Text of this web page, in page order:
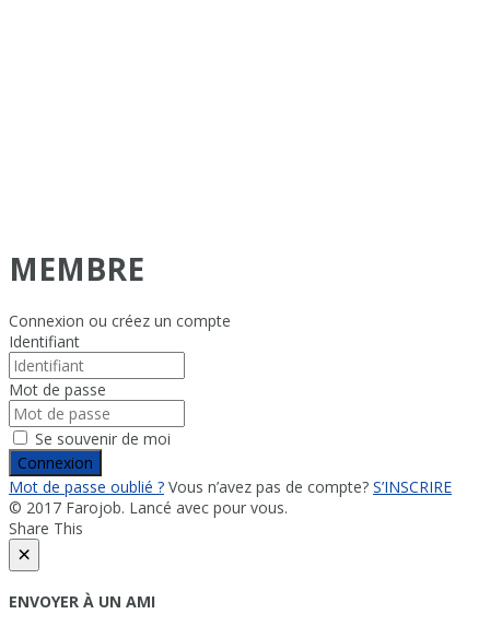
MEMBRE
Connexion ou créez un compte
Identifiant
Mot de passe
Se souvenir de moi
Connexion
Mot de passe oublié ? Vous n’avez pas de compte? S’INSCRIRE
© 2017 Farojob. Lancé avec pour vous.
Share This
×
ENVOYER À UN AMI